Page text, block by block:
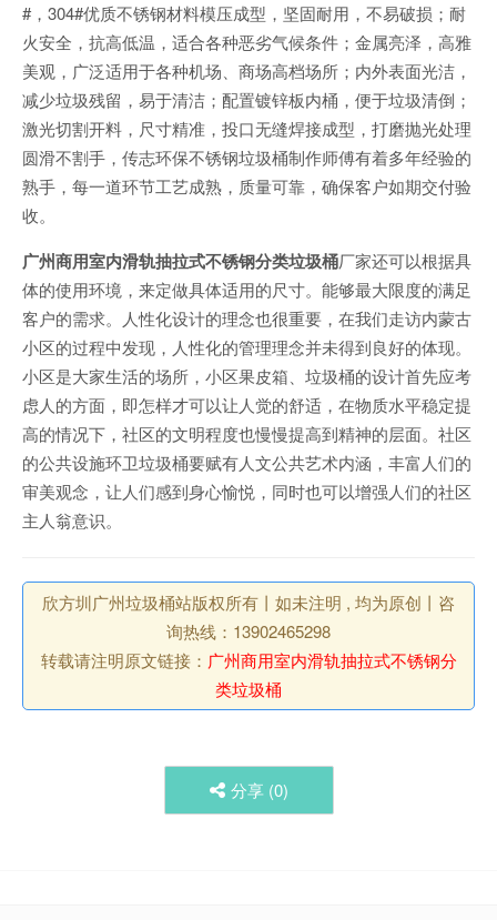
#，304#优质不锈钢材料模压成型，坚固耐用，不易破损；耐
火安全，抗高低温，适合各种恶劣气候条件；金属亮泽，高雅
美观，广泛适用于各种机场、商场高档场所；内外表面光洁，
减少垃圾残留，易于清洁；配置镀锌板内桶，便于垃圾清倒；
激光切割开料，尺寸精准，投口无缝焊接成型，打磨抛光处理
圆滑不割手，传志环保不锈钢垃圾桶制作师傅有着多年经验的
熟手，每一道环节工艺成熟，质量可靠，确保客户如期交付验
收。
广州商用室内滑轨抽拉式不锈钢分类垃圾桶厂家还可以根据具
体的使用环境，来定做具体适用的尺寸。能够最大限度的满足
客户的需求。人性化设计的理念也很重要，在我们走访内蒙古
小区的过程中发现，人性化的管理理念并未得到良好的体现。
小区是大家生活的场所，小区果皮箱、垃圾桶的设计首先应考
虑人的方面，即怎样才可以让人觉的舒适，在物质水平稳定提
高的情况下，社区的文明程度也慢慢提高到精神的层面。社区
的公共设施环卫垃圾桶要赋有人文公共艺术内涵，丰富人们的
审美观念，让人们感到身心愉悦，同时也可以增强人们的社区
主人翁意识。
欣方圳广州垃圾桶站版权所有丨如未注明 , 均为原创丨咨
询热线：13902465298
转载请注明原文链接： 广州商用室内滑轨抽拉式不锈钢分
类垃圾桶
分享 (0)